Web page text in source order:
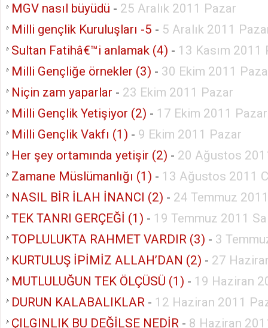
MGV nasıl büyüdü - 25 Aralık 2011 Pazar
Milli gençlik Kuruluşları -5 - 5 Aralık 2011
Sultan Fatihâ€™i anlamak (4) - 13 Kasım 2011
Milli Gençliğe örnekler (3) - 30 Ekim 2011
Niçin zam yaparlar - 23 Ekim 2011 Pazar
Milli Gençlik Yetişiyor (2) - 17 Ekim 2011
Milli Gençlik Vakfı (1) - 9 Ekim 2011 Pazar
Her şey ortamında yetişir (2) - 20 Ağustos
Zamane Müslümanlığı (1) - 13 Ağustos 2011
NASIL BİR İLAH İNANCI (2) - 24 Temmuz
TEK TANRI GERÇEĞİ (1) - 19 Temmuz 2011
TOPLULUKTA RAHMET VARDIR (3) - 3
KURTULUŞ İPİMİZ ALLAH’DAN (2) - 27
MUTLULUĞUN TEK ÖLÇÜSÜ (1) - 19 Haziran
DURUN KALABALIKLAR - 12 Haziran 2011
ÇILGINLIK BU DEĞİLSE NEDİR - 8 Haziran